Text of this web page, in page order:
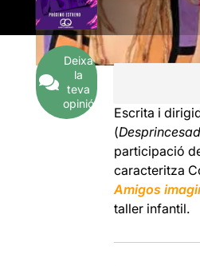
Deixa
la
teva
opinió
Escrita i
(
participació
caracteritza
Amigos
taller infantil.